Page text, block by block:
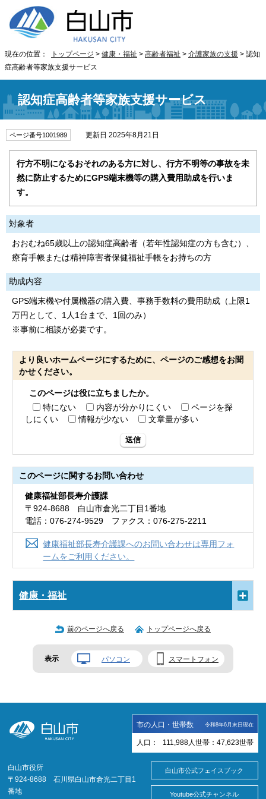
現在の位置： トップページ > 健康・福祉 > 高齢者福祉 > 介護家族の支援 > 認知
症高齢者等家族支援サービス
認知症高齢者等家族支援サービス
ページ番号1001989 更新日 2025年8月21日
行方不明になるおそれのある方に対し、行方不明等の事故を未
然に防止するためにGPS端末機等の購入費用助成を行いま
す。
対象者
おおむね65歳以上の認知症高齢者（若年性認知症の方も含む）、
療育手帳または精神障害者保健福祉手帳をお持ちの方
助成内容
GPS端末機や付属機器の購入費、事務手数料の費用助成（上限1
万円として、1人1台まで、1回のみ）
※事前に相談が必要です。
より良いホームページにするために、ページのご感想をお聞
かせください。
このページは役に立ちましたか。
特にない
内容が分かりにくい
ページを探
しにくい
情報が少ない 文章量が多い
送信
このページに関するお問い合わせ
健康福祉部長寿介護課
〒924-8688 白山市倉光二丁目1番地
電話：076-274-9529 ファクス：076-275-2211
健康福祉部長寿介護課へのお問い合わせは専用フォ
ームをご利用ください。
健康・福祉
前のページへ戻る トップページへ戻る
表示 パソコン スマートフォン
市の人口・世帯数 令和8年6月末日現在
人口： 111,988 人 世帯： 47,623世帯
白山市役所
〒924-8688 石川県白山市倉光二丁目1
番地
白山市公式フェイスブック
Youtube公式チャンネル